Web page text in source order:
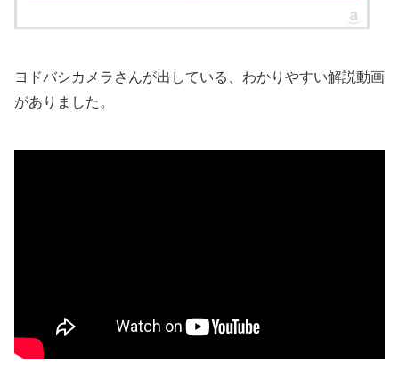
ヨドバシカメラさんが出している、わかりやすい解説動画
がありました。